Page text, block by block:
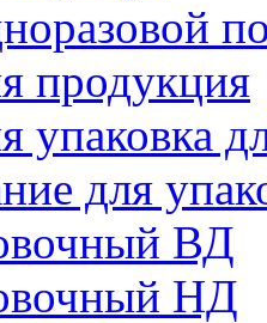
продукция
упаковка
для
ВД
НД